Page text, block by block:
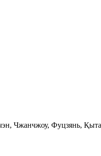
Чжанчжоу, Фуцзянь,